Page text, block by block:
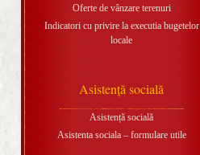
Oferte de vânzare terenuri
Indicatori cu privire la executia bugetelor
locale
Asistență socială
Asistență socială
Asistenta sociala – formulare utile